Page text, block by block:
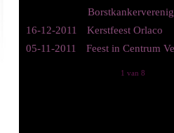
16-12-2011
Kerstfeest Orlaco
05-11-2011
Feest in Centrum
1 van 8